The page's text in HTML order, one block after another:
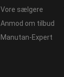
Vore sælgere
Anmod om tilbud
Manutan-Expert